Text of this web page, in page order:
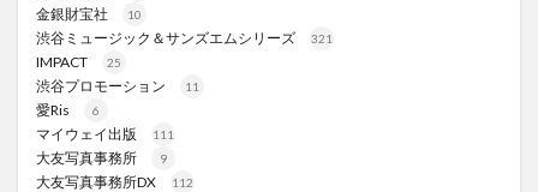
金銀財宝社 10
渋谷ミュージック＆サンズエムシリーズ 321
IMPACT 25
渋谷プロモーション 11
愛Ris 6
マイウェイ出版 111
大友写真事務所 9
大友写真事務所DX 112